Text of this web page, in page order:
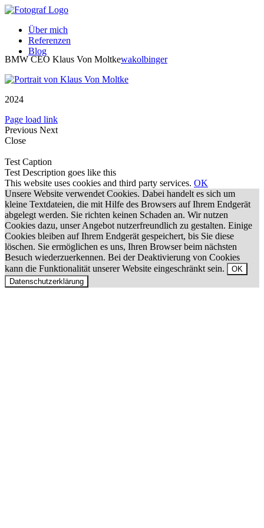
Zum
springenÜber mich
Referenzen
Blog
BMW CEO Klaus Von Moltkewakolbinger
2024
Page load link
Previous Next
Close
Test Caption
Test Description goes like this
This website uses cookies and third party services. OK
Unsere Website verwendet Cookies. Dabei handelt es sich um
kleine Textdateien, die mit Hilfe des Browsers auf Ihrem Endgerät
abgelegt werden. Sie richten keinen Schaden an. Wir nutzen
Cookies dazu, unser Angebot nutzerfreundlich zu gestalten. Einige
Cookies bleiben auf Ihrem Endgerät gespeichert, bis Sie diese
löschen. Sie ermöglichen es uns, Ihren Browser beim nächsten
Besuch wiederzuerkennen. Bei der Deaktivierung von Cookies
kann die Funktionalität unserer Website eingeschränkt sein.
OK
Datenschutzerklärung